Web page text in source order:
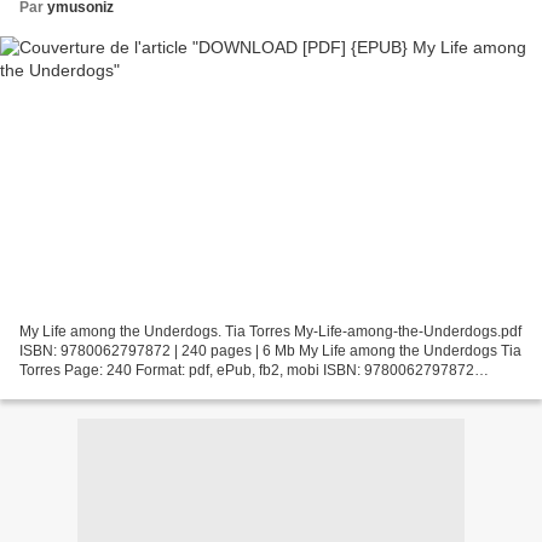
Par ymusoniz
My Life among the Underdogs. Tia Torres My-Life-among-the-Underdogs.pdf
ISBN: 9780062797872 | 240 pages | 6 Mb My Life among the Underdogs Tia
Torres Page: 240 Format: pdf, ePub, fb2, mobi ISBN: 9780062797872